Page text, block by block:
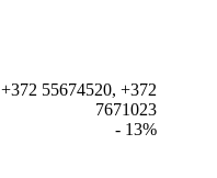
+372 55674520, +372
7671023
- 13%